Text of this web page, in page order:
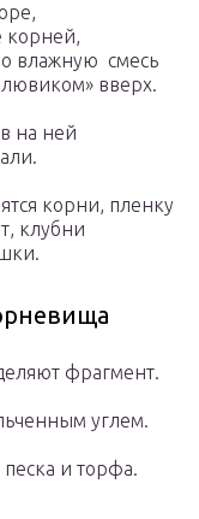
корней,
влажную смесь
вверх.
на ней
корни, пленку
клубни
фрагмент.
углем.
и торфа.